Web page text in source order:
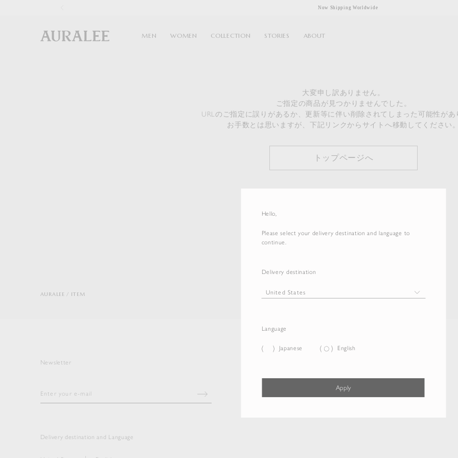
Hello,
Please select your delivery destination and language to
continue.
Delivery destination
Language
Japanese English
Apply
Now Shipping Worldwide
MEN WOMEN COLLECTION STORIES ABOUT
大変申し訳ありません。
ご指定の商品が見つかりませんでした。
URLのご指定に誤りがあるか、更新等に伴い削除されてしまった可能性があ
お手数とは思いますが、下記リンクからサイトへ移動してください。
トップページへ
AURALEE ITEM
Newsletter
Delivery destination and Language